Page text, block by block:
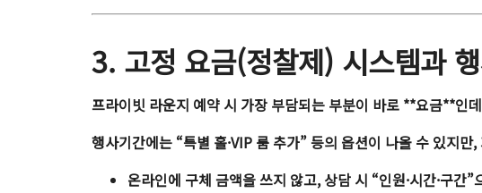
3. 고정 요금(정찰제) 시스템과
프라이빗 라운지 예약 시 가장 부담되는 부분이 바로 **요금**인
행사기간에는 “특별 홀·VIP 룸 추가” 등의 옵션이 나올 수 있지
온라인에 구체 금액을 쓰지 않고, 상담 시 “인원·시간·구간”